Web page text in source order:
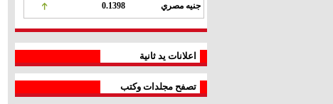
جنيه مصري 0.1398
اعلانات يد ثانية
تصفح مجلدات وكتب